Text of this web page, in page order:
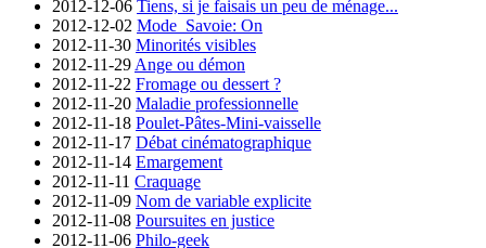
2012-12-06 Tiens, si je faisais un peu de ménage...
2012-12-02 Mode_Savoie: On
2012-11-30 Minorités visibles
2012-11-29 Ange ou démon
2012-11-22 Fromage ou dessert ?
2012-11-20 Maladie professionnelle
2012-11-18 Poulet-Pâtes-Mini-vaisselle
2012-11-17 Débat cinématographique
2012-11-14 Emargement
2012-11-11 Craquage
2012-11-09 Nom de variable explicite
2012-11-08 Poursuites en justice
2012-11-06 Philo-geek